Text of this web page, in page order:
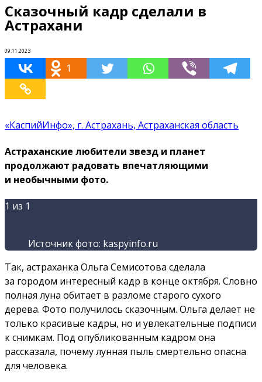
Сказочный кадр сделали в
Астрахани
09.11.2023
1
«КаспийИнфо», г. Астрахань, Астраханская область
Астраханские любители звезд и планет
продолжают радовать впечатляющими
и необычными фото.
1 из 1
Источник фото: kaspyinfo.ru
Так, астраханка Ольга Семисотова сделала
за городом интересный кадр в конце октября. Словно
полная луна обитает в разломе старого сухого
дерева. Фото получилось сказочным. Ольга делает не
только красивые кадры, но и увлекательные подписи
к снимкам. Под опубликованным кадром она
рассказала, почему лунная пыль смертельно опасна
для человека.